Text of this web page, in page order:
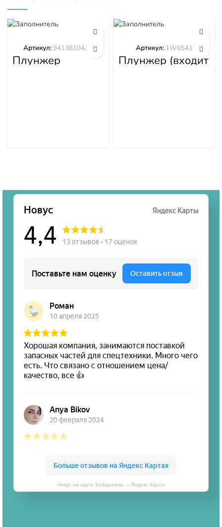
Плунжер
9413610423
Артикул:9413610423
Плунжер (входит
в 1W6539)
Артикул: 1W6541
Новус на карте Хабаровска — Яндекс Карты